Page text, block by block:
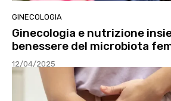
GINECOLOGIA
Ginecologia e nutrizione
benessere del microbiota
12/04/2025